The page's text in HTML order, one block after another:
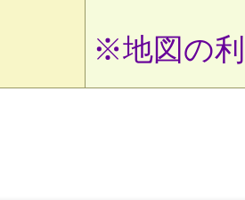
※地図の